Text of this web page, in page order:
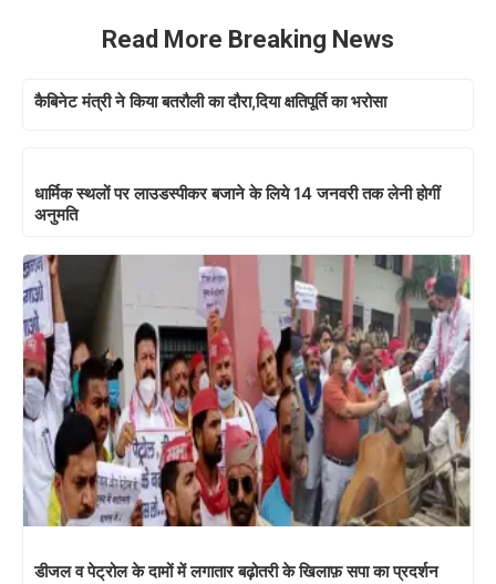
Read More Breaking News
कैबिनेट मंत्री ने किया बतरौली का दौरा,दिया क्षतिपूर्ति का भरोसा
धार्मिक स्थलों पर लाउडस्पीकर बजाने के लिये 14 जनवरी तक लेनी होगीं
अनुमति
डीजल व पेट्रोल के दामों में लगातार बढ़ोतरी के खिलाफ़ सपा का प्रदर्शन